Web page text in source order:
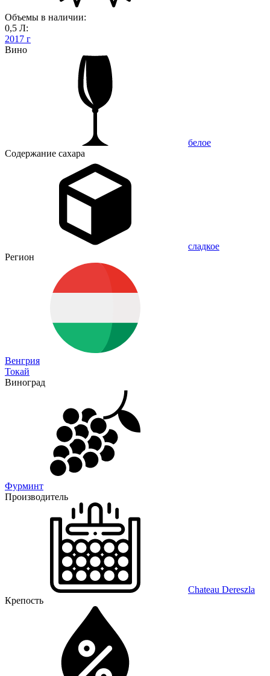
Объемы в наличии:
0,5 Л:
2017 г
Вино
белое
Содержание сахара
сладкое
Регион
Венгрия
Токай
Виноград
Фурминт
Производитель
Chateau Dereszla
Крепость